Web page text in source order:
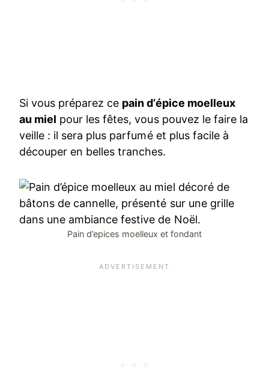
Si vous préparez ce pain d’épice moelleux
au miel pour les fêtes, vous pouvez le faire la
veille : il sera plus parfumé et plus facile à
découper en belles tranches.
Pain d’epices moelleux et fondant